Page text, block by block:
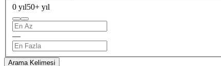
0 yıl50+ yıl
—
Arama Kelimesi